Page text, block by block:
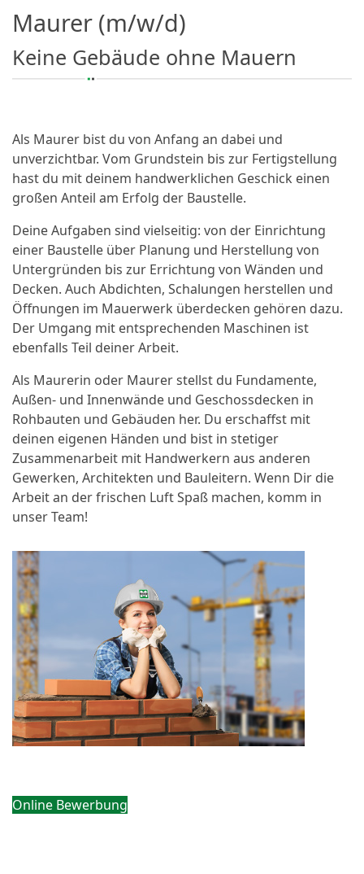
Maurer (m/w/d)
Keine Gebäude ohne Mauern
Als Maurer bist du von Anfang an dabei und
unverzichtbar. Vom Grundstein bis zur Fertigstellung
hast du mit deinem handwerklichen Geschick einen
großen Anteil am Erfolg der Baustelle.
Deine Aufgaben sind vielseitig: von der Einrichtung
einer Baustelle über Planung und Herstellung von
Untergründen bis zur Errichtung von Wänden und
Decken. Auch Abdichten, Schalungen herstellen und
Öffnungen im Mauerwerk überdecken gehören dazu.
Der Umgang mit entsprechenden Maschinen ist
ebenfalls Teil deiner Arbeit.
Als Maurerin oder Maurer stellst du Fundamente,
Außen- und Innenwände und Geschossdecken in
Rohbauten und Gebäuden her. Du erschaffst mit
deinen eigenen Händen und bist in stetiger
Zusammenarbeit mit Handwerkern aus anderen
Gewerken, Architekten und Bauleitern. Wenn Dir die
Arbeit an der frischen Luft Spaß machen, komm in
unser Team!
Online Bewerbung